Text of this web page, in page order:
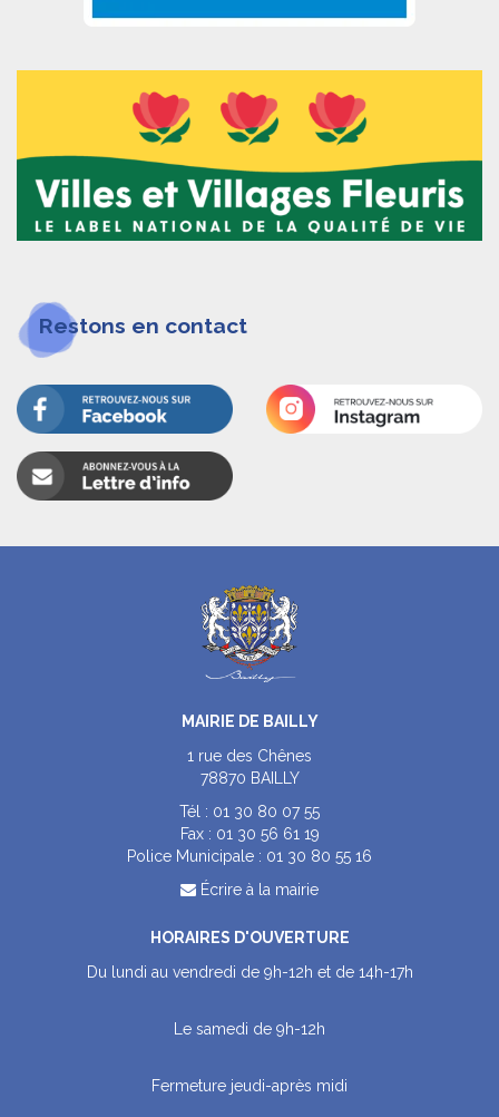
Restons en contact
MAIRIE DE BAILLY
1 rue des Chênes
78870 BAILLY
Tél : 01 30 80 07 55
Fax : 01 30 56 61 19
Police Municipale : 01 30 80 55 16
Écrire à la mairie
HORAIRES D'OUVERTURE
Du lundi au vendredi de 9h-12h et de 14h-17h
Le samedi de 9h-12h
Fermeture jeudi-après midi